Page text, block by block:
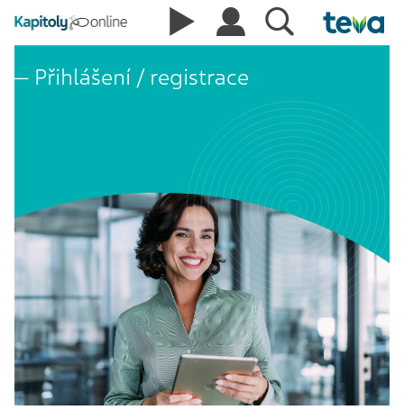
Přihlášení / registrace